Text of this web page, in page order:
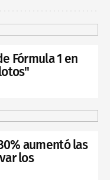
Fórmula 1 en
aumentó las
los